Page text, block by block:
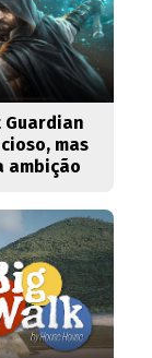
Guardian
mas
ambição